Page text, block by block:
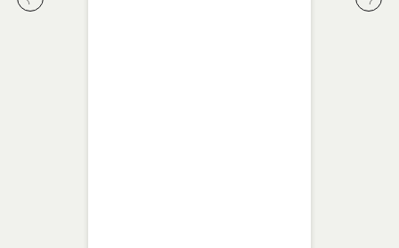
לחץ לחץ לשיקופית קודמת בסליידר מאמרים